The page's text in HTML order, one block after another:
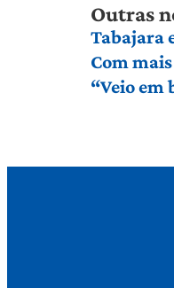
Outras
Tabajara
Com
“Veio em